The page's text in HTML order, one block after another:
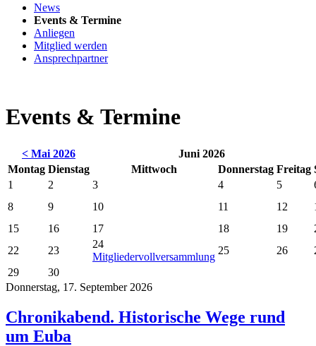
News
Events & Termine
Anliegen
Mitglied werden
Ansprechpartner
Events & Termine
< Mai 2026
Juni 2026
Montag Dienstag Mittwoch Donnerstag Freitag
1
2 3 4 5
8
9 10 11 12
15
16 17 18 19
22
23
24
Mitgliedervollversammlung
25 26
29
30
Donnerstag, 17. September 2026
Chronikabend. Historische Wege rund
um Euba